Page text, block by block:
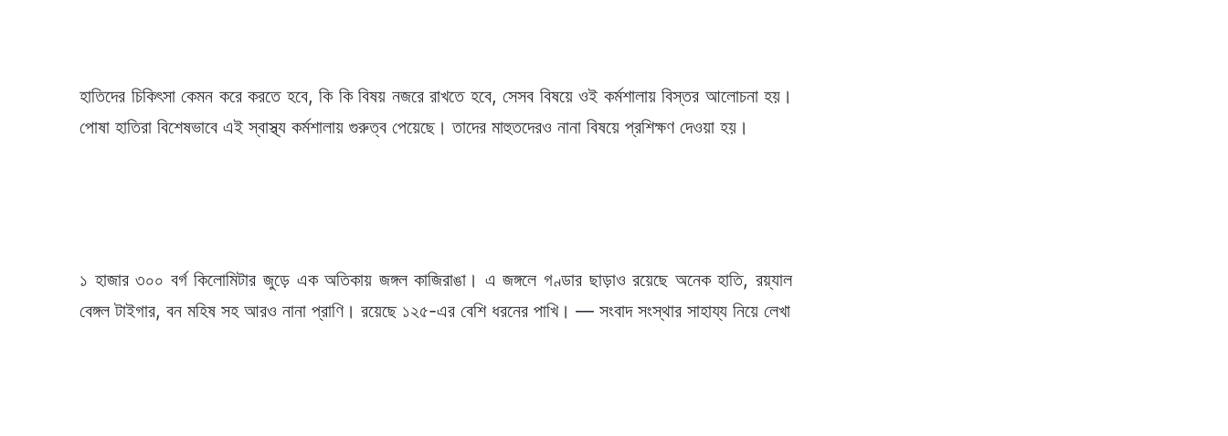
হাতিদের চিকিৎসা কেমন করে করতে হবে, কি কি বিষয় নজরে রাখতে হবে, সেসব বিষয়ে ওই কর্মশালায় বিস্তর আলোচনা হয়।
পোষা হাতিরা বিশেষভাবে এই স্বাস্থ্য কর্মশালায় গুরুত্ব পেয়েছে। তাদের মাহুতদেরও নানা বিষয়ে প্রশিক্ষণ দেওয়া হয়।
১ হাজার ৩০০ বর্গ কিলোমিটার জুড়ে এক অতিকায় জঙ্গল কাজিরাঙা। এ জঙ্গলে গণ্ডার ছাড়াও রয়েছে অনেক হাতি, রয়্যাল
বেঙ্গল টাইগার, বন মহিষ সহ আরও নানা প্রাণি। রয়েছে ১২৫-এর বেশি ধরনের পাখি। — সংবাদ সংস্থার সাহায্য নিয়ে লেখা